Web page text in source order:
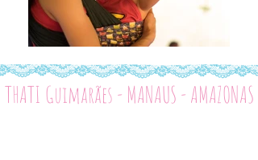
THATI Guimarães - MANAUS - AMAZONAS